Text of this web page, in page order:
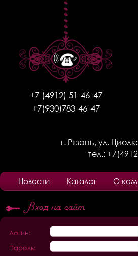
+7 (4912) 51-46-47
+7(930)783-46-47
г. Рязань, ул.
тел.:
Новости Каталог О
Вход на сайт
Логин:
Пароль: